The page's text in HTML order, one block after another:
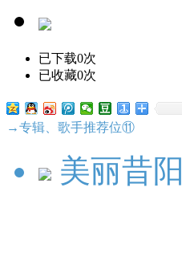
已下载0次
已收藏0次
→专辑、歌手推荐位⑪
美丽昔阳